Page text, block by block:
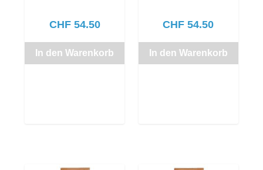
CHF54.50
In den Warenkorb
CHF 54.50
In den Warenkorb